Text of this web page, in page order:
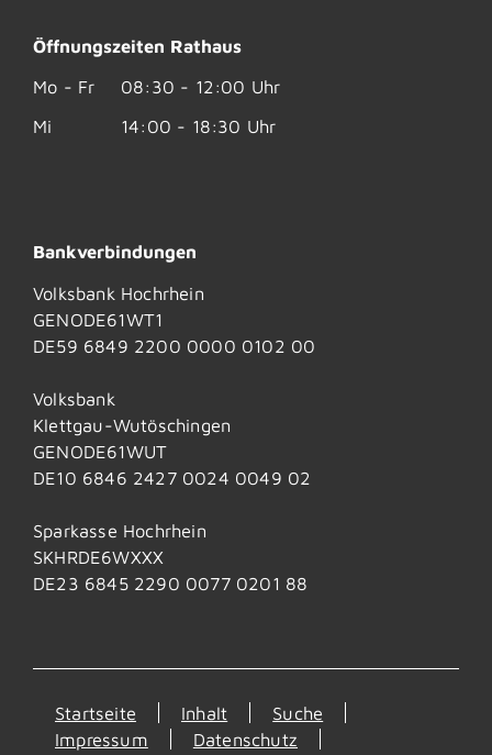
Öffnungszeiten Rathaus
Mo - Fr
08:30 - 12:00 Uhr
Mi
14:00 - 18:30 Uhr
Bankverbindungen
Volksbank Hochrhein
GENODE61WT1
DE59 6849 2200 0000 0102 00
Volksbank
Klettgau-Wutöschingen
GENODE61WUT
DE10 6846 2427 0024 0049 02
Sparkasse Hochrhein
SKHRDE6WXXX
DE23 6845 2290 0077 0201 88
Startseite Inhalt
Suche
Impressum
Datenschutz